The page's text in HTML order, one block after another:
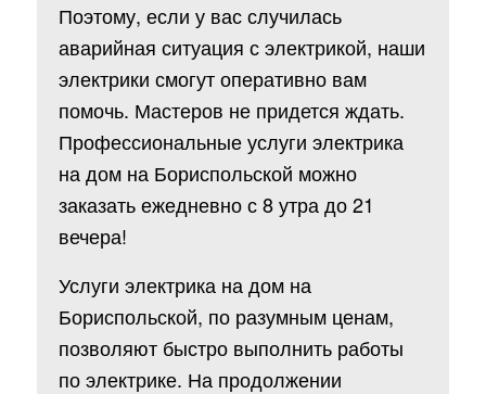
Поэтому, если у вас случилась
аварийная ситуация с электрикой, наши
электрики смогут оперативно вам
помочь. Мастеров не придется ждать.
Профессиональные услуги электрика
на дом на Бориспольской можно
заказать ежедневно с 8 утра до 21
вечера!
Услуги электрика на дом на
Бориспольской, по разумным ценам,
позволяют быстро выполнить работы
по электрике. На продолжении